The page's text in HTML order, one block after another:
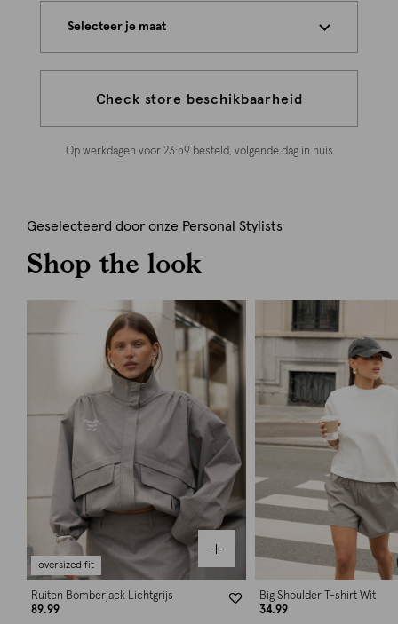
Selecteer je maat
Check store beschikbaarheid
Op werkdagen voor 23:59 besteld, volgende dag in huis
Geselecteerd door onze Personal Stylists
Shop the look
oversized fit
Ruiten Bomberjack Lichtgrijs
89.99
Big Shoulder T-shirt Wit
34.99